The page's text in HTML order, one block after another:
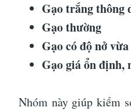
Gạo trắng thông
Gạo thường
Gạo có độ nở vừa
Gạo giá ổn định,
Nhóm này giúp kiểm